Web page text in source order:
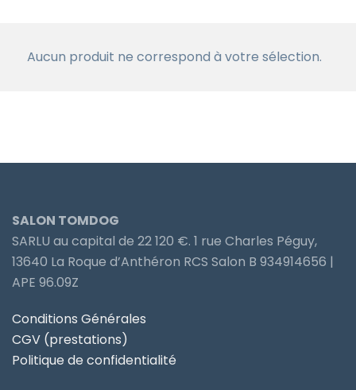
Aucun produit ne correspond à votre sélection.
SALON TOMDOG
SARLU au capital de 22 120 €. 1 rue Charles Péguy,
13640 La Roque d’Anthéron RCS Salon B 934914656 |
APE 96.09Z
Conditions Générales
CGV (prestations)
Politique de confidentialité